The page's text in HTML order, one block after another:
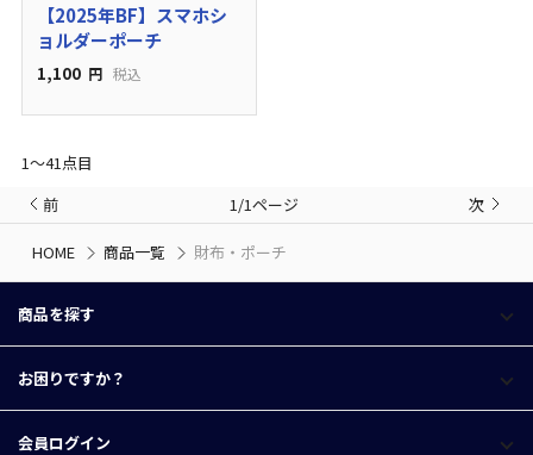
【2025年BF】スマホシ
ョルダーポーチ
1,100 円 税込
1〜41点目
前
1/1ページ 次
HOME 商品一覧 財布・ポーチ
商品を探す
お困りですか？
会員ログイン